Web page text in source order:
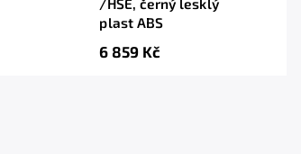
/HSE, černý lesklý
plast ABS
6 859 Kč